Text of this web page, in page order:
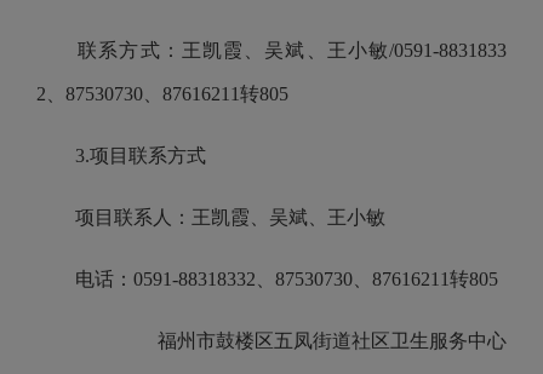
联系方式：王凯霞、吴斌、王小敏/0591-8831833
2、87530730、87616211转805
3.项目联系方式
项目联系人：王凯霞、吴斌、王小敏
电话：0591-88318332、87530730、87616211转805
福州市鼓楼区五凤街道社区卫生服务中心